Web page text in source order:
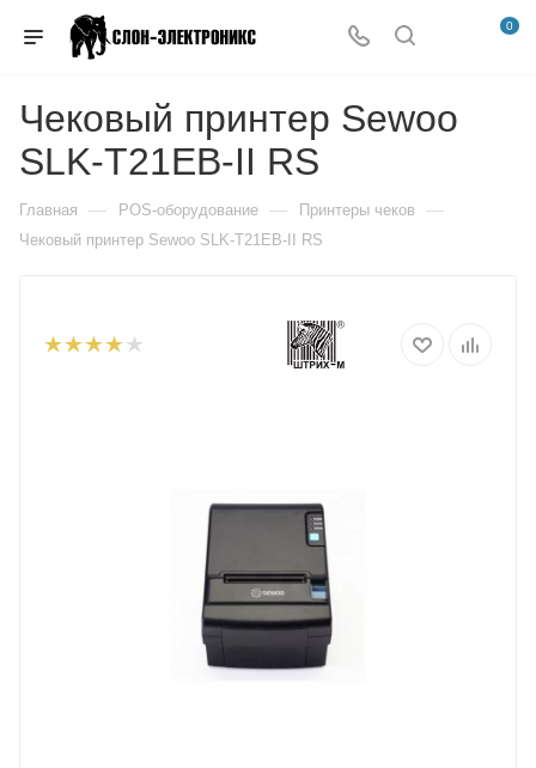
0
Чековый принтер Sewoo
SLK-T21EB-II RS
Главная — POS-оборудование — Принтеры чеков —
Чековый принтер Sewoo SLK-T21EB-II RS